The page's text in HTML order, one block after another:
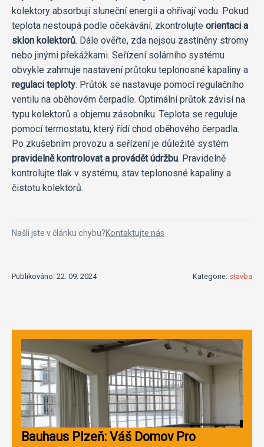
kolektory absorbují sluneční energii a ohřívají vodu. Pokud
teplota nestoupá podle očekávání, zkontrolujte orientaci a
sklon kolektorů. Dále ověřte, zda nejsou zastíněny stromy
nebo jinými překážkami. Seřízení solárního systému
obvykle zahrnuje nastavení průtoku teplonosné kapaliny a
regulaci teploty. Průtok se nastavuje pomocí regulačního
ventilu na oběhovém čerpadle. Optimální průtok závisí na
typu kolektorů a objemu zásobníku. Teplota se reguluje
pomocí termostatu, který řídí chod oběhového čerpadla.
Po zkušebním provozu a seřízení je důležité systém
pravidelně kontrolovat a provádět údržbu. Pravidelně
kontrolujte tlak v systému, stav teplonosné kapaliny a
čistotu kolektorů.
Našli jste v článku chybu?Kontaktujte nás
Publikováno: 22. 09. 2024 Kategorie: stavba
Bauhaus Plzeň: Váš Domov Pro